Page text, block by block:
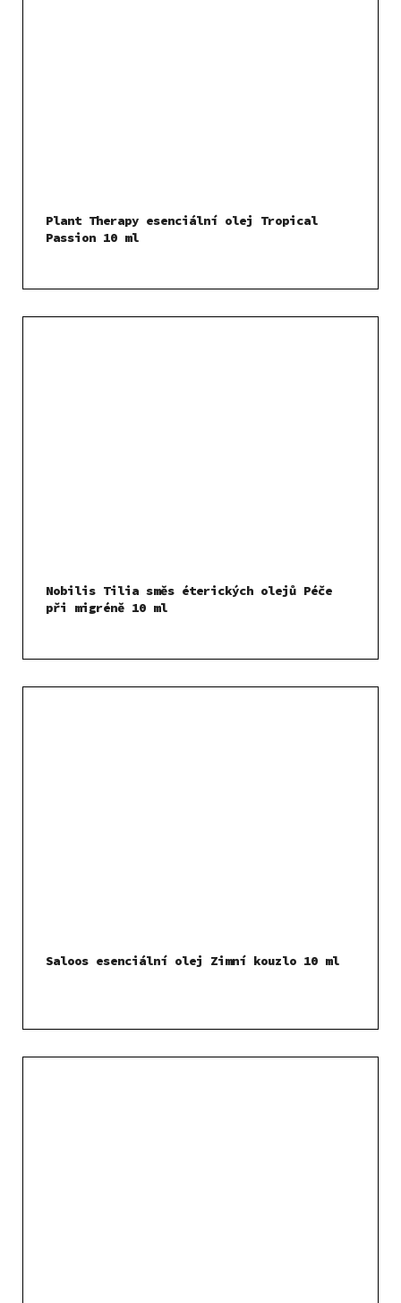
Plant Therapy esenciální olej Tropical
Passion 10 ml
Nobilis Tilia směs éterických olejů Péče
při migréně 10 ml
Saloos esenciální olej Zimní kouzlo 10 ml